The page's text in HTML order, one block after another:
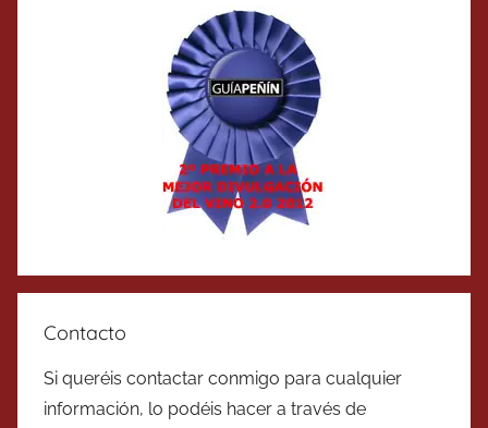
Contacto
Si queréis contactar conmigo para cualquier
información, lo podéis hacer a través de